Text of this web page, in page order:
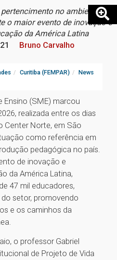
no ambiente
o maior evento de inovação e
da América Latina
Bruno Carvalho
Curitiba (FEMPAR) News
Ensino (SME) marcou
realizada entre os dias
Center Norte, em São
como referência em
pedagógica no país.
de inovação e
da América Latina,
47 mil educadores,
setor, promovendo
e os caminhos da
o professor Gabriel
de Projeto de Vida